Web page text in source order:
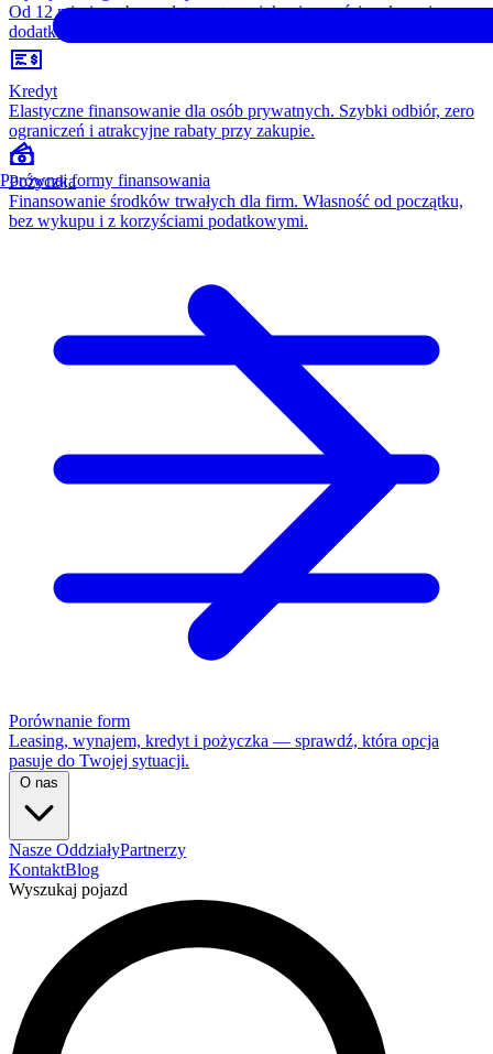
Od 12 miesięcy, bez opłaty wstępnej, konieczności wykupu i
dodatkowych kosztów. Wszystko w cenie raty.
Kredyt
Elastyczne finansowanie dla osób prywatnych. Szybki odbiór, zero
ograniczeń i atrakcyjne rabaty przy zakupie.
Pożyczka
Finansowanie środków trwałych dla firm. Własność od początku,
bez wykupu i z korzyściami podatkowymi.
Porównanie form
Leasing, wynajem, kredyt i pożyczka — sprawdź, która opcja
pasuje do Twojej sytuacji.
O nas
Nasze OddziałyPartnerzy
KontaktBlog
Wyszukaj pojazd
Porównaj formy finansowania